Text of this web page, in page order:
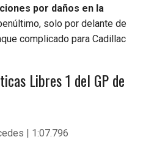
por daños en la
solo por delante de
complicado para Cadillac
Libres 1 del GP de
| 1:07.796